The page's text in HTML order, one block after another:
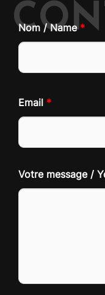
Nom / Name*
Email *
Votre message /